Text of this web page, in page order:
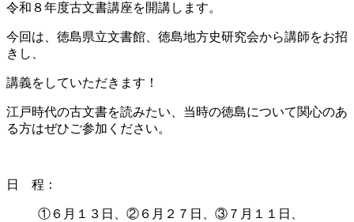
令和８年度古文書講座を開講します。
今回は、徳島県立文書館、徳島地方史研究会から講師をお招
きし、
講義をしていただきます！
江戸時代の古文書を読みたい、当時の徳島について関心のあ
る方はぜひご参加ください。
日 程：
①６月１３日、②６月２７日、③７月１１日、